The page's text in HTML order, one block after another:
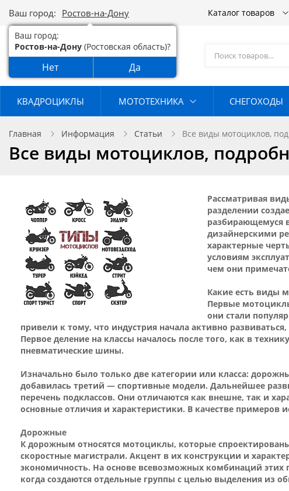
Ваш город: Ростов-на-Дону
Ваш город:
Ростов-на-Дону (Ростовская область)?
Нет Да
Каталог товаров
КВАДРОЦИКЛЫ МОТОТЕХНИКА СНЕГОХОДЫ
Главная Информация Статьи Все виды мотоциклов,
Все виды мотоциклов,
Рассматривая
разделении
разбирающемуся
дизайнерскими
характерные
условиям
чем они
Какие есть виды
Первые
они стали
привели к тому, что индустрия начала активно
Первое деление на классы началось после того, как в
пневматические шины.
Изначально было только две категории или класса:
добавилась третий — спортивные модели. Дальнейшее
перечень подклассов. Они отличаются как внешне, так и
основные отличия и характеристики. В качестве примеров
Дорожные
К дорожным относятся мотоциклы, которые
скоростные магистрали. Акцент в их конструкции и
экономичность. На основе всевозможных комбинаций этих
когда создаются отдельные группы с целью выделения из